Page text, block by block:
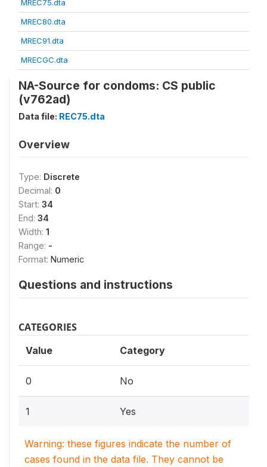
MREC75.dta
MREC80.dta
MREC91.dta
MRECGC.dta
NA-Source for condoms: CS public
(v762ad)
Data file: REC75.dta
Overview
Type: Discrete
Decimal: 0
Start: 34
End: 34
Width: 1
Range: -
Format: Numeric
Questions and instructions
CATEGORIES
Value Category
0 No
1 Yes
Warning: these figures indicate the number of
cases found in the data file. They cannot be